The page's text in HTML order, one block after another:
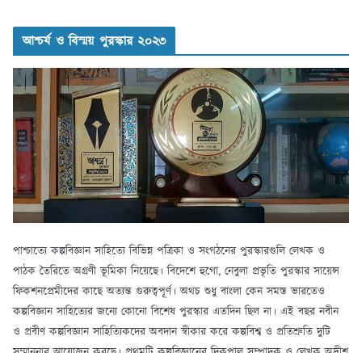
আশ্চর্য ও বিস্ময় পুরস্কার ২০২৩
পাশ্চাত্যে কল্পবিজ্ঞান সাহিত্যে বিভিন্ন পত্রিকা ও সংগঠনের পুরস্কারগুলি লেখক ও
পাঠক তৈরিতে অগ্রণী ভূমিকা নিয়েছে। বিদেশে হুগো, নেবুলা প্রভৃতি পুরস্কার সায়েন্স
ফিকশনপ্রেমীদের কাছে অত্যন্ত গুরুত্বপূর্ণ। অথচ শুধু বাংলা কেন সমস্ত ভারতেও
কল্পবিজ্ঞান সাহিত্যের জন্যে কোনো বিশেষ পুরস্কার এতদিন ছিল না। এই বছর নবীন
ও প্রবীণ কল্পবিজ্ঞান সাহিত্যিকদের অবদান স্বীকার করে কল্পবিশ্ব ও প্রতিশ্রুতি দুটি